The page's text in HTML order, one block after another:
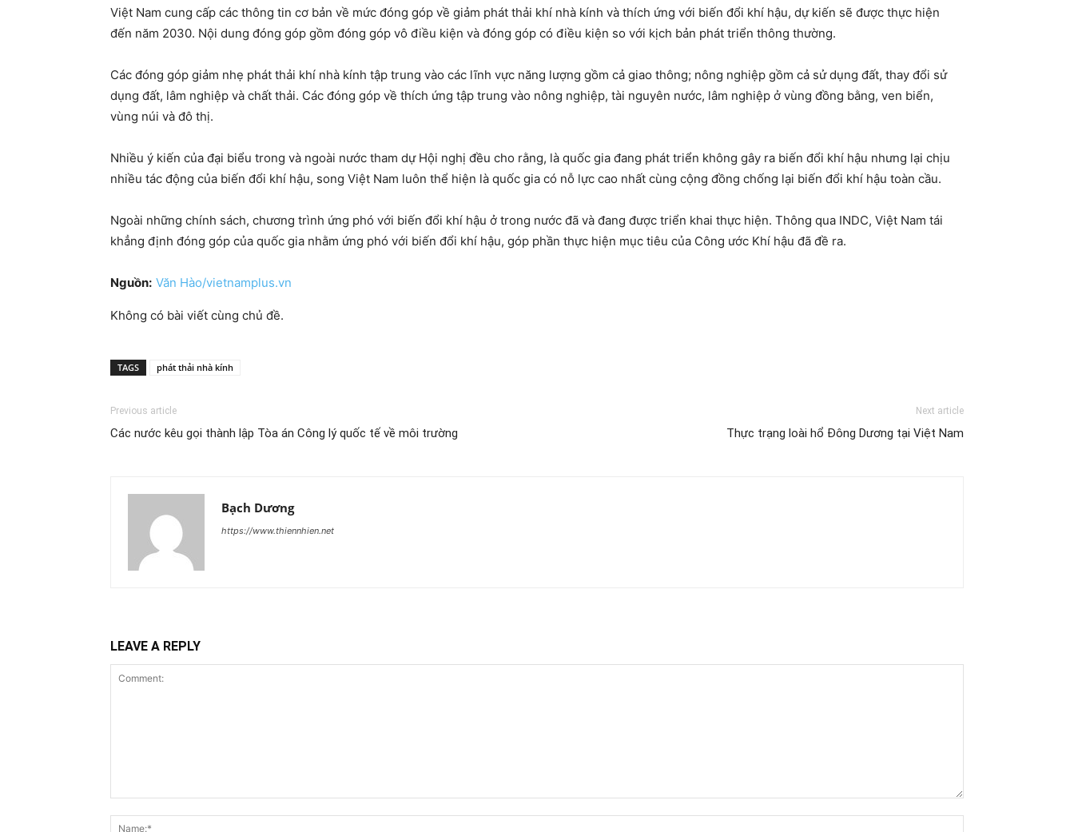
Việt Nam cung cấp các thông tin cơ bản về mức đóng góp về giảm phát thải khí nhà kính và thích ứng với biến đổi khí hậu, dự kiến sẽ được thực hiện
đến năm 2030. Nội dung đóng góp gồm đóng góp vô điều kiện và đóng góp có điều kiện so với kịch bản phát triển thông thường.
Các đóng góp giảm nhẹ phát thải khí nhà kính tập trung vào các lĩnh vực năng lượng gồm cả giao thông; nông nghiệp gồm cả sử dụng đất, thay đổi sử
dụng đất, lâm nghiệp và chất thải. Các đóng góp về thích ứng tập trung vào nông nghiệp, tài nguyên nước, lâm nghiệp ở vùng đồng bằng, ven biển,
vùng núi và đô thị.
Nhiều ý kiến của đại biểu trong và ngoài nước tham dự Hội nghị đều cho rằng, là quốc gia đang phát triển không gây ra biến đổi khí hậu nhưng lại chịu
nhiều tác động của biến đổi khí hậu, song Việt Nam luôn thể hiện là quốc gia có nỗ lực cao nhất cùng cộng đồng chống lại biến đổi khí hậu toàn cầu.
Ngoài những chính sách, chương trình ứng phó với biến đổi khí hậu ở trong nước đã và đang được triển khai thực hiện. Thông qua INDC, Việt Nam tái
khẳng định đóng góp của quốc gia nhằm ứng phó với biến đổi khí hậu, góp phần thực hiện mục tiêu của Công ước Khí hậu đã đề ra.
Nguồn: Văn Hào/vietnamplus.vn
Không có bài viết cùng chủ đề.
TAGS phát thải nhà kính
Previous article
Các nước kêu gọi thành lập Tòa án Công lý quốc tế về môi trường
Next article
Thực trạng loài hổ Đông Dương tại Việt Nam
Bạch Dương
https://www.thiennhien.net
LEAVE A REPLY